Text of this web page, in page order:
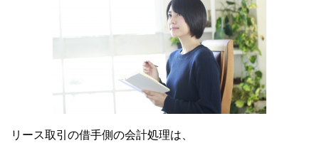
リース取引の借手側の会計処理は、